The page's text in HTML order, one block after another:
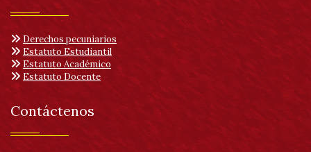
Derechos pecuniarios
Estatuto Estudiantil
Estatuto Académico
Estatuto Docente
Contáctenos